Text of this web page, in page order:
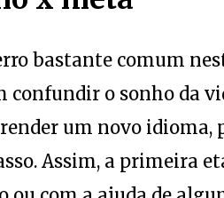
confundir o sonho da
Assim, a primeira
ou com a ajuda de